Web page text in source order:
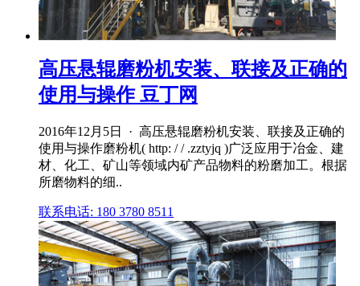
高压悬辊磨粉机安装、联接及正确的
使用与操作 豆丁网
2016年12月5日 · 高压悬辊磨粉机安装、联接及正确的
使用与操作磨粉机( http: / / .zztyjq )广泛应用于冶金、建
材、化工、矿山等领域内矿产品物料的粉磨加工。根据
所磨物料的细..
联系电话: 180 3780 8511